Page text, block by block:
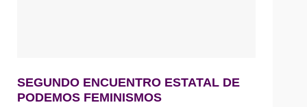
SEGUNDO ENCUENTRO ESTATAL DE
PODEMOS FEMINISMOS